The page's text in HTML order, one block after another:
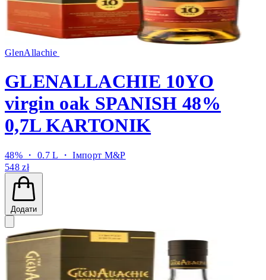
GlenAllachie
GLENALLACHIE 10YO
virgin oak SPANISH 48%
0,7L KARTONIK
48% ・ 0.7 L ・Імпорт M&P
548 zł
Додати